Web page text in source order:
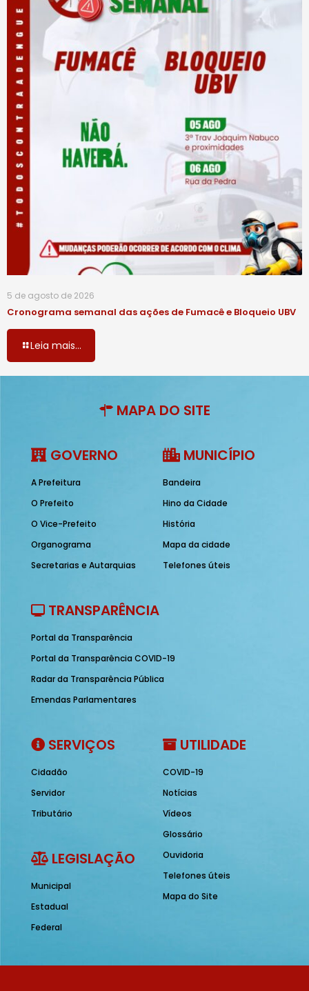
5 de agosto de 2026
Cronograma semanal das ações de Fumacê e Bloqueio UBV
Leia mais...
MAPA DO SITE
GOVERNO
A Prefeitura
O Prefeito
O Vice-Prefeito
Organograma
Secretarias e Autarquias
MUNICÍPIO
Bandeira
Hino da Cidade
História
Mapa da cidade
Telefones úteis
TRANSPARÊNCIA
Portal da Transparência
Portal da Transparência COVID-19
Radar da Transparência Pública
Emendas Parlamentares
SERVIÇOS
Cidadão
Servidor
Tributário
LEGISLAÇÃO
Municipal
Estadual
Federal
UTILIDADE
COVID-19
Notícias
Vídeos
Glossário
Ouvidoria
Telefones úteis
Mapa do Site